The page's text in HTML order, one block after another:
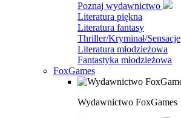
Poznaj wydawnictwo
Literatura piękna
Literatura fantasy
Thriller/Kryminał/Sensacje
Literatura młodzieżowa
Fantastyka młodzieżowa
FoxGames
Wydawnictwo FoxGames